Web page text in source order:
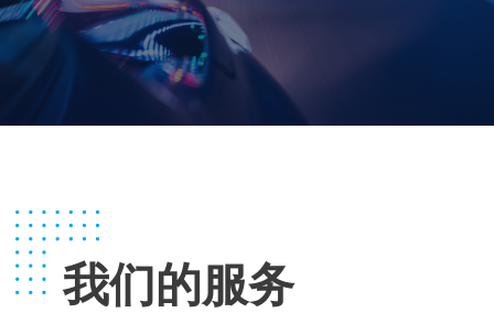
我们的服务